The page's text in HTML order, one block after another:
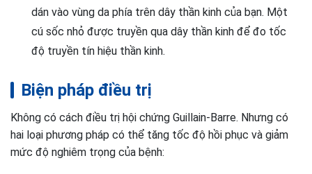
dán vào vùng da phía trên dây thần kinh của bạn. Một
cú sốc nhỏ được truyền qua dây thần kinh để đo tốc
độ truyền tín hiệu thần kinh.
Biện pháp điều trị
Không có cách điều trị hội chứng Guillain-Barre. Nhưng có
hai loại phương pháp có thể tăng tốc độ hồi phục và giảm
mức độ nghiêm trọng của bệnh: